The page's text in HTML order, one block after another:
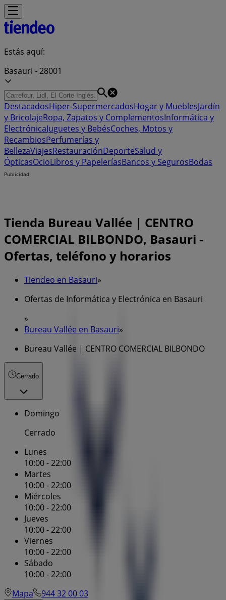
Estás aquí:
Basauri - 28001
DestacadosHiper-SupermercadosHogar y MueblesJardín
y BricolajeRopa, Zapatos y ComplementosInformática y
ElectrónicaJuguetes y BebésCoches, Motos y
RecambiosPerfumerías y
BellezaViajesRestauraciónDeporteSalud y
ÓpticasOcioLibros y PapeleríasBancos y SegurosBodas
Publicidad
Tienda Bureau Vallée | CENTRO
COMERCIAL BILBONDO, Basauri -
Ofertas, teléfono y horarios
Tiendeo en Basauri»
Ofertas de Informática y Electrónica en Basauri
»
Bureau Vallée en Basauri»
Bureau Vallée | CENTRO COMERCIAL BILBONDO
Cerrado
Domingo
Cerrado
Lunes
10:00 - 22:00
Martes
10:00 - 22:00
Miércoles
10:00 - 22:00
Jueves
10:00 - 22:00
Viernes
10:00 - 22:00
Sábado
10:00 - 22:00
Mapa
944 32 00 03